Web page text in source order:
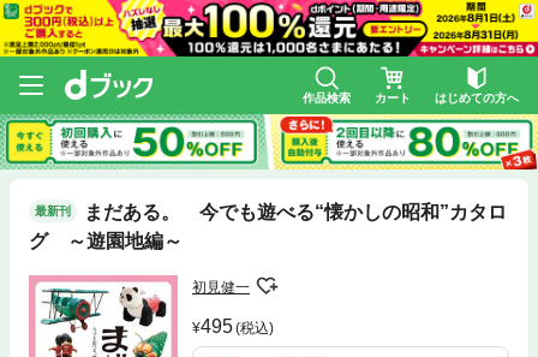
作品検索 カート はじめての方へ
最新刊
まだある。 今でも遊べる“懐かしの昭和”カタロ
グ ～遊園地編～
初見健一
495(税込)